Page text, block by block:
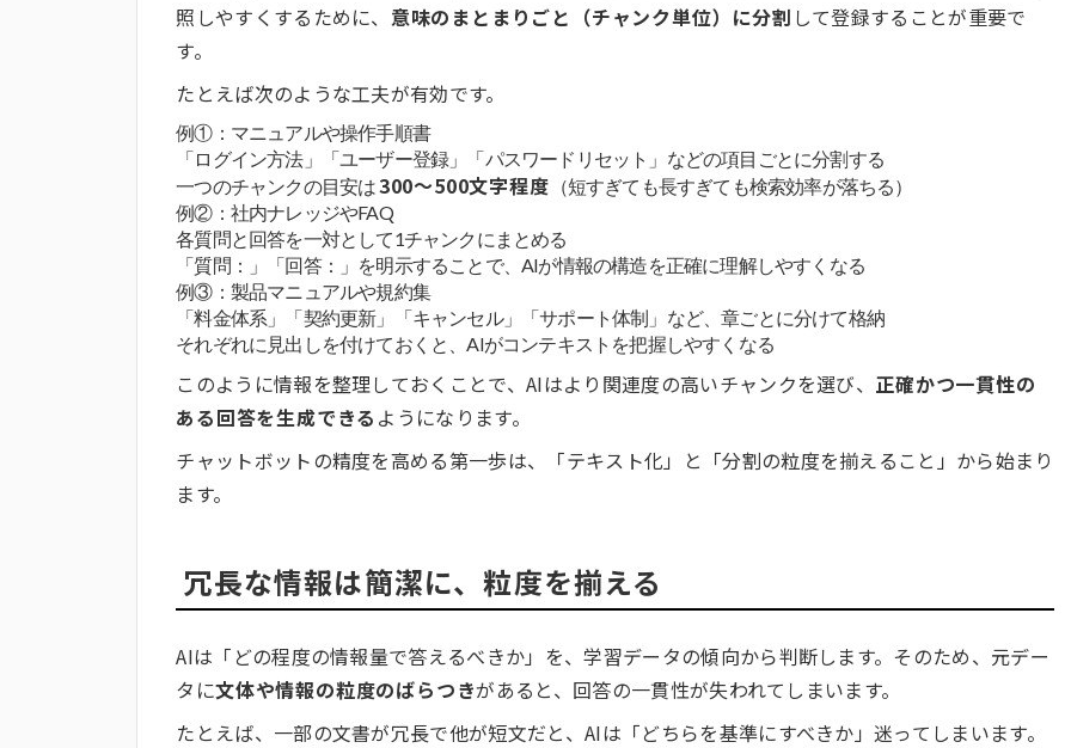
照しやすくするために、 意味のまとまりごと（チャンク単位）に分割 して登録することが重要で
す。
たとえば次のような工夫が有効です。
例①：マニュアルや操作手順書
「ログイン方法」「ユーザー登録」「パスワードリセット」などの項目ごとに分割する
一つのチャンクの目安は300〜500文字程度 （短すぎても長すぎても検索効率が落ちる）
例②：社内ナレッジやFAQ
各質問と回答を一対として1チャンクにまとめる
「質問：」「回答：」を明示することで、AIが情報の構造を正確に理解しやすくなる
例③：製品マニュアルや規約集
「料金体系」「契約更新」「キャンセル」「サポート体制」など、章ごとに分けて格納
それぞれに見出しを付けておくと、AIがコンテキストを把握しやすくなる
このように情報を整理しておくことで、AIはより関連度の高いチャンクを選び、 正確かつ一貫性の
ある回答を生成できる ようになります。
チャットボットの精度を高める第一歩は、「テキスト化」と「分割の粒度を揃えること」から始まり
ます。
冗長な情報は簡潔に、粒度を揃える
AIは「どの程度の情報量で答えるべきか」を、学習データの傾向から判断します。そのため、元デー
タに文体や情報の粒度のばらつきがあると、回答の一貫性が失われてしまいます。
たとえば、一部の文書が冗長で他が短文だと、AIは「どちらを基準にすべきか」迷ってしまいます。